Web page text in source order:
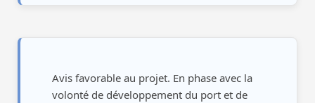
Avis favorable au projet. En phase avec la
volonté de développement du port et de